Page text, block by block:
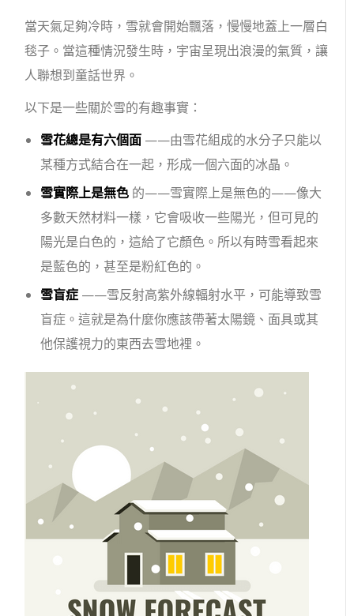
當天氣足夠冷時，雪就會開始飄落，慢慢地蓋上一層白
毯子。當這種情況發生時，宇宙呈現出浪漫的氣質，讓
人聯想到童話世界。
以下是一些關於雪的有趣事實：
雪花總是有六個面 ——由雪花組成的水分子只能以
某種方式結合在一起，形成一個六面的冰晶。
雪實際上是無色 的——雪實際上是無色的——像大
多數天然材料一樣，它會吸收一些陽光，但可見的
陽光是白色的，這給了它顏色。所以有時雪看起來
是藍色的，甚至是粉紅色的。
雪盲症 ——雪反射高紫外線輻射水平，可能導致雪
盲症。這就是為什麼你應該帶著太陽鏡、面具或其
他保護視力的東西去雪地裡。